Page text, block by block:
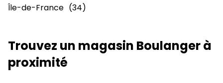
Île-de-France
Trouvez un magasin Boulanger à
proximité